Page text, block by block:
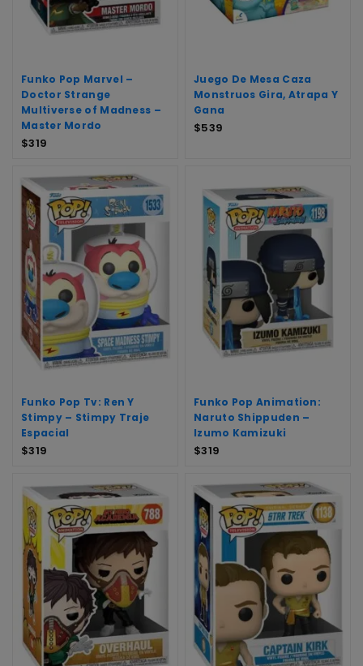
Funko Pop Marvel –
Doctor Strange
Multiverse of Madness –
Master Mordo
$319
Juego De Mesa Caza
Monstruos Gira, Atrapa Y
Gana
$539
Funko Pop Tv: Ren Y
Stimpy – Stimpy Traje
Espacial
$319
Funko Pop Animation:
Naruto Shippuden –
Izumo Kamizuki
$319